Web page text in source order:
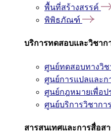
พื้นที่สร้างสรรค์
พิพิธภัณฑ์
บริการทดสอบและวิชาก
ศูนย์ทดสอบทางวิช
ศูนย์การแปลและก
ศูนย์กฎหมายเพื่อป
ศูนย์บริการวิชาก
สารสนเทศและการสื่อส